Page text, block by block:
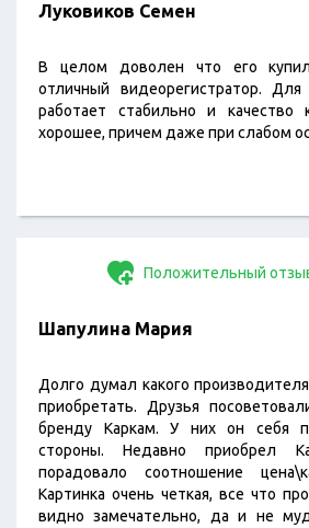
Луковиков Семен
В целом доволен что его
отличный видеорегистратор.
работает стабильно и качество
хорошее, причем даже при слабом
Положительный
Шапулина Мария
Долго думал какого
приобретать. Друзья
бренду Каркам. У них он себя
стороны. Недавно приобрел
порадовало соотношение
Картинка очень четкая, все что
видно замечательно, да и не